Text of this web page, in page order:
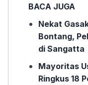
BACA JUGA
Nekat
Bontang,
di Sangatta
Mayoritas
Ringkus 18